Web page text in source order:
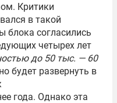
Критики
в такой
блока согласились
четырех лет
до 50 тыс. — 60
будет развернуть в
года. Однако эта